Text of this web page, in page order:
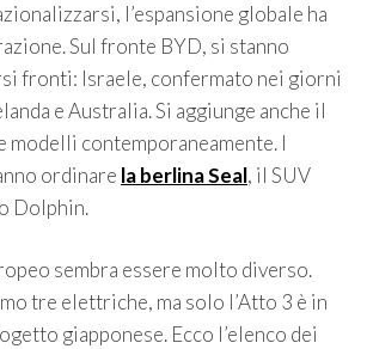
l’espansione globale ha
Sul fronte BYD, si stanno
fronti: Israele, confermato nei giorni
e Australia. Si aggiunge anche il
modelli contemporaneamente. I
ordinare la berlina Seal, il SUV
Dolphin.
sembra essere molto diverso.
tre elettriche, ma solo l’Atto 3 è in
giapponese. Ecco l’elenco dei